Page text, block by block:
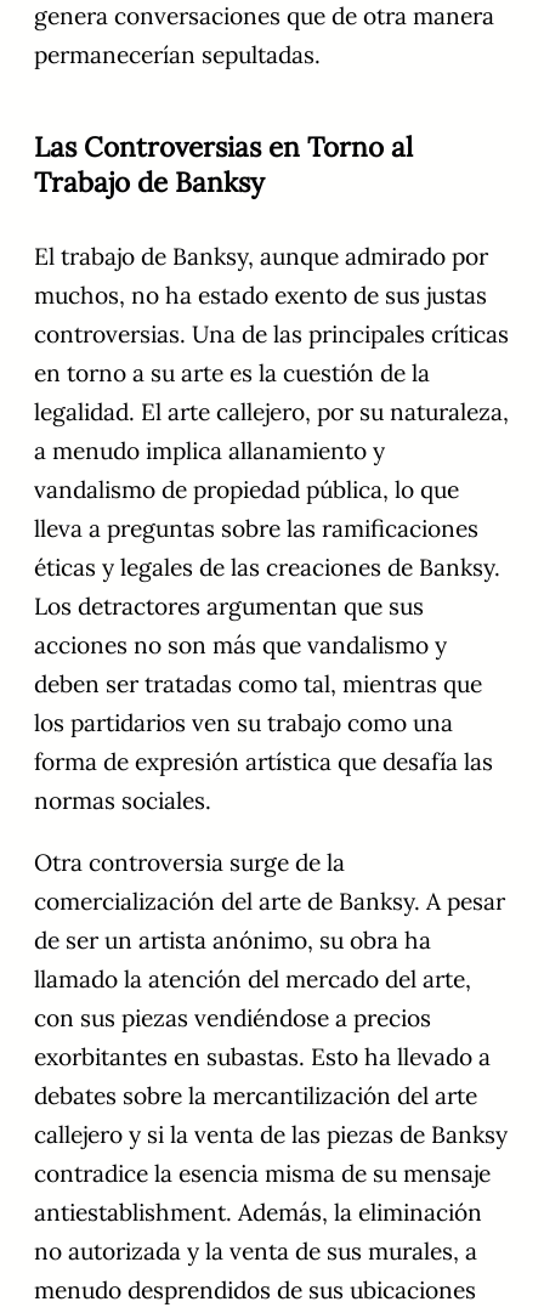
genera conversaciones que de otra manera
permanecerían sepultadas.
Las Controversias en Torno al
Trabajo de Banksy
El trabajo de Banksy, aunque admirado por
muchos, no ha estado exento de sus justas
controversias. Una de las principales críticas
en torno a su arte es la cuestión de la
legalidad. El arte callejero, por su naturaleza,
a menudo implica allanamiento y
vandalismo de propiedad pública, lo que
lleva a preguntas sobre las ramificaciones
éticas y legales de las creaciones de Banksy.
Los detractores argumentan que sus
acciones no son más que vandalismo y
deben ser tratadas como tal, mientras que
los partidarios ven su trabajo como una
forma de expresión artística que desafía las
normas sociales.
Otra controversia surge de la
comercialización del arte de Banksy. A pesar
de ser un artista anónimo, su obra ha
llamado la atención del mercado del arte,
con sus piezas vendiéndose a precios
exorbitantes en subastas. Esto ha llevado a
debates sobre la mercantilización del arte
callejero y si la venta de las piezas de Banksy
contradice la esencia misma de su mensaje
antiestablishment. Además, la eliminación
no autorizada y la venta de sus murales, a
menudo desprendidos de sus ubicaciones